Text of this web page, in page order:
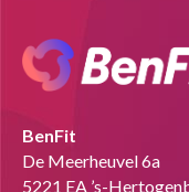
BenFit
De Meerheuvel 6a
5221 EA ’s-